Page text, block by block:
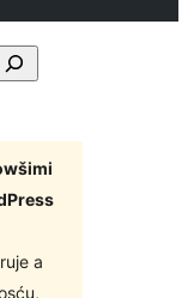
a